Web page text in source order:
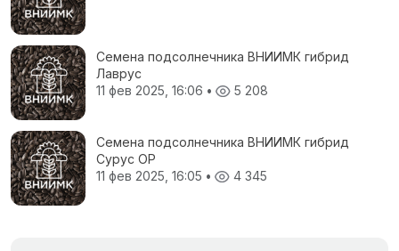
Семена подсолнечника ВНИИМК гибрид
Лаврус
11 фев 2025, 16:06 • 5 208
Семена подсолнечника ВНИИМК гибрид
Сурус ОР
11 фев 2025, 16:05 • 4 345